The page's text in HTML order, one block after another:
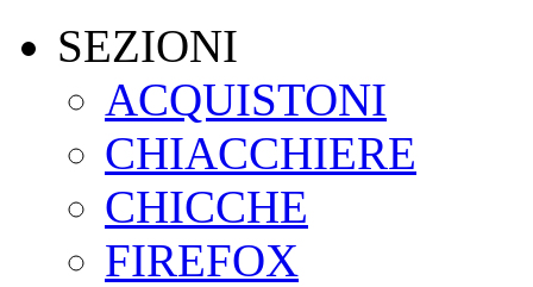
SEZIONI
ACQUISTONI
CHIACCHIERE
CHICCHE
FIREFOX